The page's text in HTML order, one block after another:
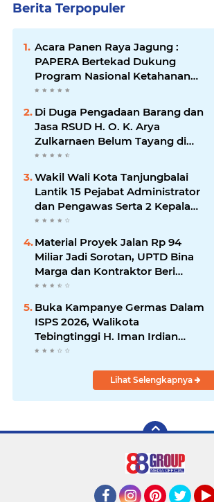
Berita Terpopuler
Acara Panen Raya Jagung :
PAPERA Bertekad Dukung
Program Nasional Ketahanan
Pangan Di Kota Kerang
Tanjungbalai
Di Duga Pengadaan Barang dan
Jasa RSUD H. O. K. Arya
Zulkarnaen Belum Tayang di
SiRUP dan SPSE, Tapi Sudah
Dikerjakan: Indikasi
Maladministrasi dan Potensi
Pelanggaran Hukum
Wakil Wali Kota Tanjungbalai
Lantik 15 Pejabat Administrator
dan Pengawas Serta 2 Kepala
Puskesmas Pemko
Tanjungbalai
Material Proyek Jalan Rp 94
Miliar Jadi Sorotan, UPTD Bina
Marga dan Kontraktor Beri
Keterangan Berbeda
Buka Kampanye Germas Dalam
ISPS 2026, Walikota
Tebingtinggi H. Iman Irdian
Saragih, SE Apresiasi Penurunan
Lihat Selengkapnya